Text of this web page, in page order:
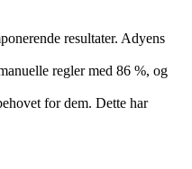
resultater. Adyens
regler med 86 %, og
for dem. Dette har